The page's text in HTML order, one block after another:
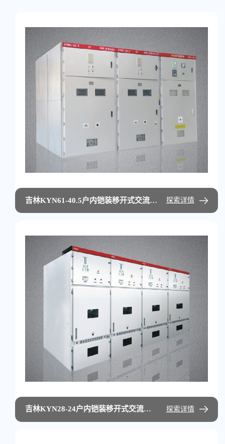
02 03 04 05
吉林KYN61-40.5户内铠装移开式交流金属封闭开关设备 探索详情
吉林KYN28-24户内铠装移开式交流金属封闭开关设备 探索详情